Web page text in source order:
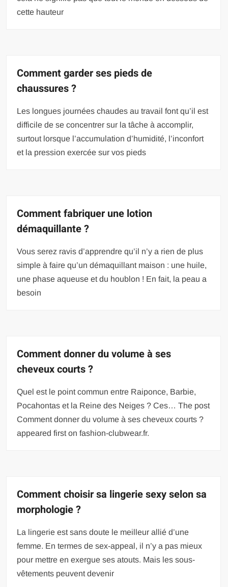
cette hauteur
Comment garder ses pieds de
chaussures ?
Les longues journées chaudes au travail font qu’il est
difficile de se concentrer sur la tâche à accomplir,
surtout lorsque l’accumulation d’humidité, l’inconfort
et la pression exercée sur vos pieds
Comment fabriquer une lotion
démaquillante ?
Vous serez ravis d’apprendre qu’il n’y a rien de plus
simple à faire qu’un démaquillant maison : une huile,
une phase aqueuse et du houblon ! En fait, la peau a
besoin
Comment donner du volume à ses
cheveux courts ?
Quel est le point commun entre Raiponce, Barbie,
Pocahontas et la Reine des Neiges ? Ces… The post
Comment donner du volume à ses cheveux courts ?
appeared first on fashion-clubwear.fr.
Comment choisir sa lingerie sexy selon sa
morphologie ?
La lingerie est sans doute le meilleur allié d’une
femme. En termes de sex-appeal, il n’y a pas mieux
pour mettre en exergue ses atouts. Mais les sous-
vêtements peuvent devenir